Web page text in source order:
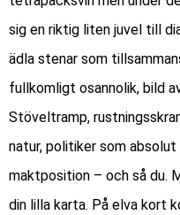
sig en riktig liten juvel till
ädla stenar som
fullkomligt osannolik, bild
Stöveltramp,
natur, politiker som
maktposition – och så du.
din lilla karta. På elva kort